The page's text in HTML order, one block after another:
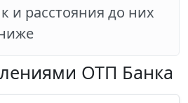
и расстояния до них
ОТП Банка